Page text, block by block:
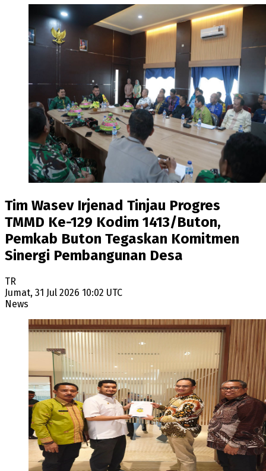
Tim Wasev Irjenad Tinjau Progres
TMMD Ke-129 Kodim 1413/Buton,
Pemkab Buton Tegaskan Komitmen
Sinergi Pembangunan Desa
TR
Jumat, 31 Jul 2026 10:02 UTC
News